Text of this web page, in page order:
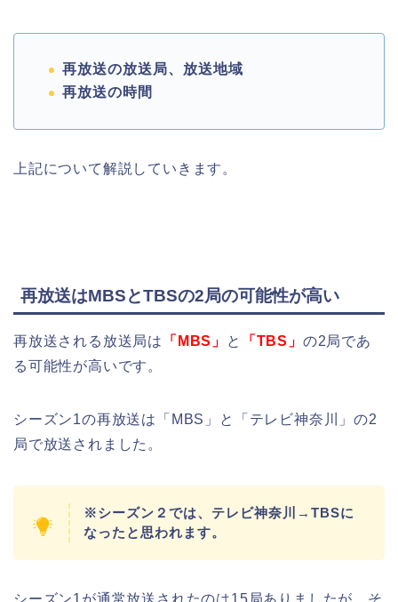
再放送の放送局、放送地域
再放送の時間
上記について解説していきます。
再放送はMBSとTBSの2局の可能性が高い
再放送される放送局は 「MBS」 と 「TBS」 の2局であ
る可能性が高いです。
シーズン1の再放送は「MBS」と「テレビ神奈川」の2
局で放送されました。
※シーズン２では、テレビ神奈川→TBSに
なったと思われます。
シーズン1が通常放送されたのは15局ありましたが、そ